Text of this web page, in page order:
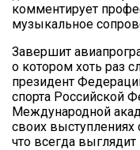
комментирует
музыкальное
Завершит
о котором хоть раз
президент
спорта Российской
Международной
своих выступлениях
что всегда выглядит